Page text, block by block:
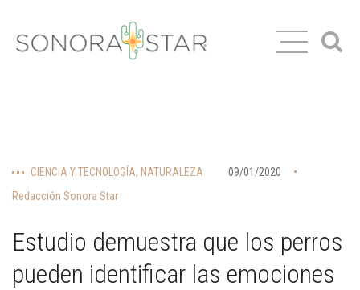
CIENCIA Y TECNOLOGÍA, NATURALEZA
09/01/2020
Redacción Sonora Star
Estudio demuestra que los perros
pueden identificar las emociones